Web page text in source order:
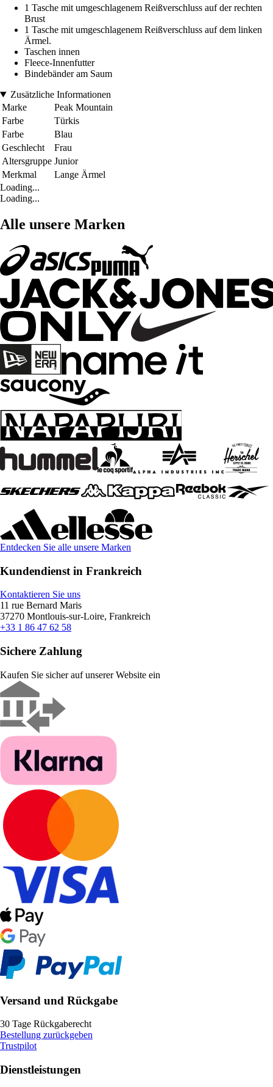
1 Tasche mit umgeschlagenem Reißverschluss auf der rechten
Brust
1 Tasche mit umgeschlagenem Reißverschluss auf dem linken
Ärmel.
Taschen innen
Fleece-Innenfutter
Bindebänder am Saum
Zusätzliche Informationen
Marke
Peak Mountain
Farbe
Türkis
Farbe
Blau
Geschlecht
Frau
Altersgruppe Junior
Merkmal
Lange Ärmel
Loading...
Loading...
Alle unsere Marken
Entdecken Sie alle unsere Marken
Kundendienst in Frankreich
Kontaktieren Sie uns
11 rue Bernard Maris
37270 Montlouis-sur-Loire, Frankreich
+33 1 86 47 62 58
Sichere Zahlung
Kaufen Sie sicher auf unserer Website ein
Versand und Rückgabe
30 Tage Rückgaberecht
Bestellung zurückgeben
Trustpilot
Dienstleistungen